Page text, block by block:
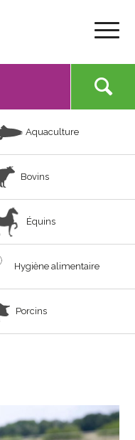
Aquaculture
Bovins
Équins
Hygiène alimentaire
Porcins